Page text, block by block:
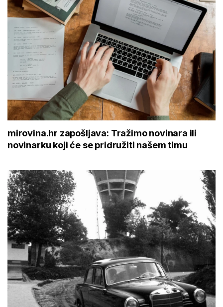
mirovina.hr zapošljava: Tražimo novinara ili
novinarku koji će se pridružiti našem timu